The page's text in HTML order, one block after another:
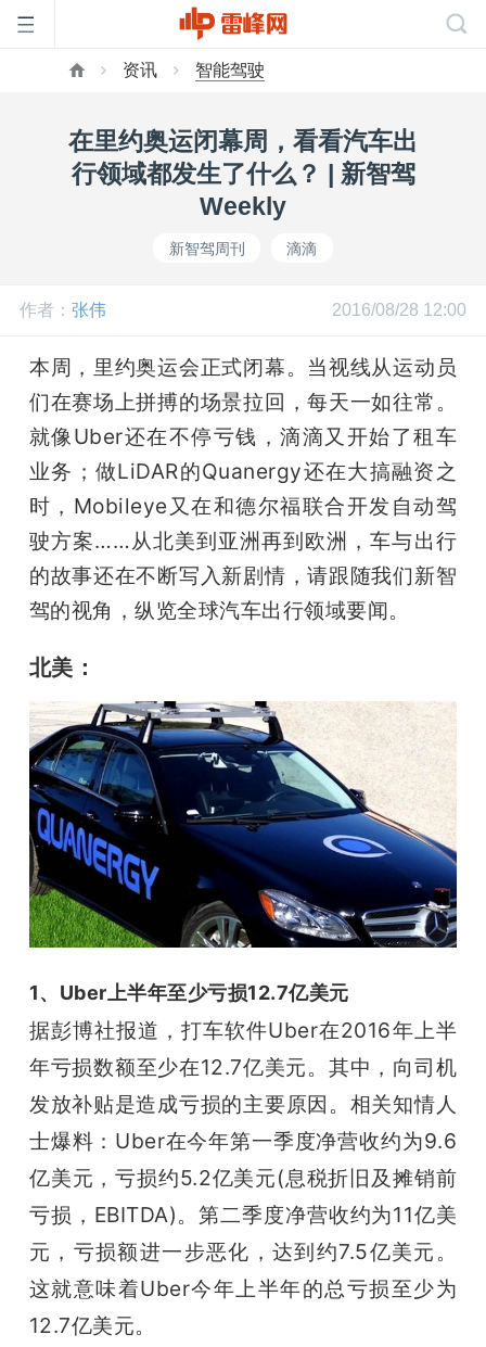
页
网
开
课
活
动
中
心
GAIR
专
爱
搞
机
资讯 智能驾驶
在里约奥运闭幕周，看看汽车出
行领域都发生了什么？ | 新智驾
Weekly
新智驾周刊 滴滴
作者： 张伟 2016/08/28 12:00
本周，里约奥运会正式闭幕。当视线从运动员
们在赛场上拼搏的场景拉回，每天一如往常。
就像Uber还在不停亏钱，滴滴又开始了租车
业务；做LiDAR的Quanergy还在大搞融资之
时，Mobileye又在和德尔福联合开发自动驾
驶方案……从北美到亚洲再到欧洲，车与出行
的故事还在不断写入新剧情，请跟随我们新智
驾的视角，纵览全球汽车出行领域要闻。
北美：
1、Uber上半年至少亏损12.7亿美元
据彭博社报道，打车软件Uber在2016年上半
年亏损数额至少在12.7亿美元。其中，向司机
发放补贴是造成亏损的主要原因。 相关知情人
士爆料：Uber在今年第一季度净营收约为9.6
亿美元，亏损约5.2亿美元(息税折旧及摊销前
亏损，EBITDA)。第二季度净营收约为11亿美
元，亏损额进一步恶化，达到约7.5亿美元。
这就意味着Uber今年上半年的总亏损至少为
12.7亿美元。